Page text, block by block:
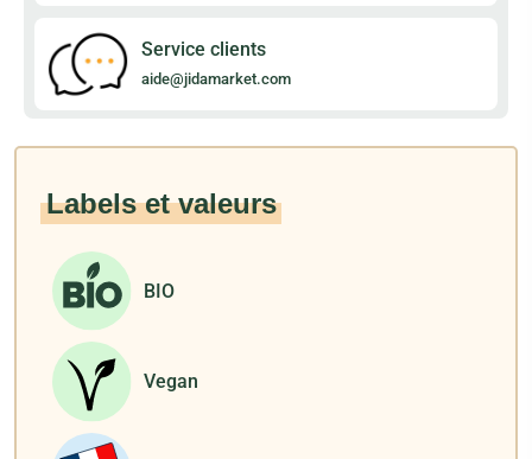
Service clients
aide@jidamarket.com
Labels et valeurs
BIO
Vegan